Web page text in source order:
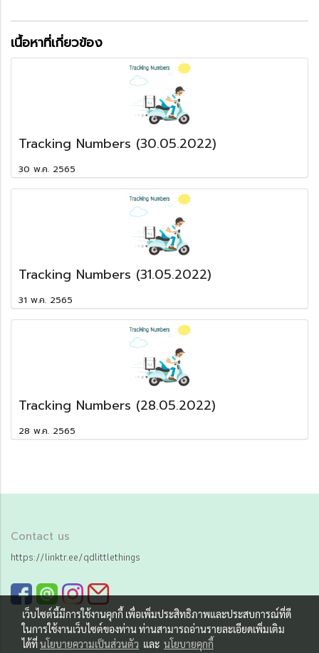
เนื้อหาที่เกี่ยวข้อง
Tracking Numbers (30.05.2022)
30 พ.ค. 2565
Tracking Numbers (31.05.2022)
31 พ.ค. 2565
Tracking Numbers (28.05.2022)
28 พ.ค. 2565
Contact us
https://linktr.ee/qdlittlethings
เว็บไซต์นี้มีการใช้งานคุกกี้ เพื่อเพิ่มประสิทธิภาพและประสบการณ์ที่ดี
ในการใช้งานเว็บไซต์ของท่าน ท่านสามารถอ่านรายละเอียดเพิ่มเติม
ได้ที่นโยบายความเป็นส่วนตัว และ นโยบายคุกกี้